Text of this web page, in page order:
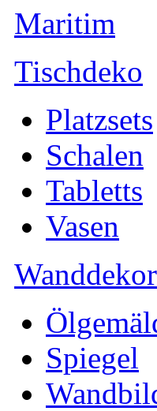
Maritim
Tischdeko
Platzsets
Schalen
Tabletts
Vasen
Spiegel